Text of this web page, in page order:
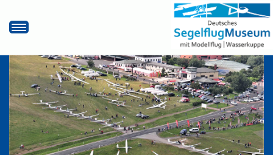
Hier finden Sie uns!
Öffnungszeiten/Eintrittspreise
Museumsrundflug
Unterstützen Sie uns
Aktuelles